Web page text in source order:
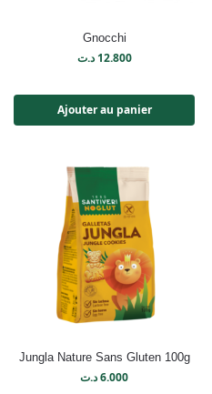
Gnocchi
12.800 د.ت
Ajouter au panier
Jungla Nature Sans Gluten 100g
6.000د.ت